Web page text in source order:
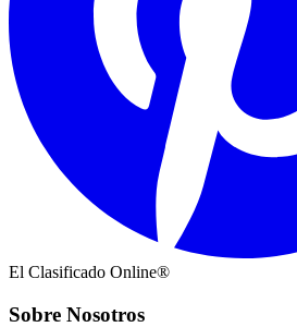
El Clasificado Online®
Sobre Nosotros